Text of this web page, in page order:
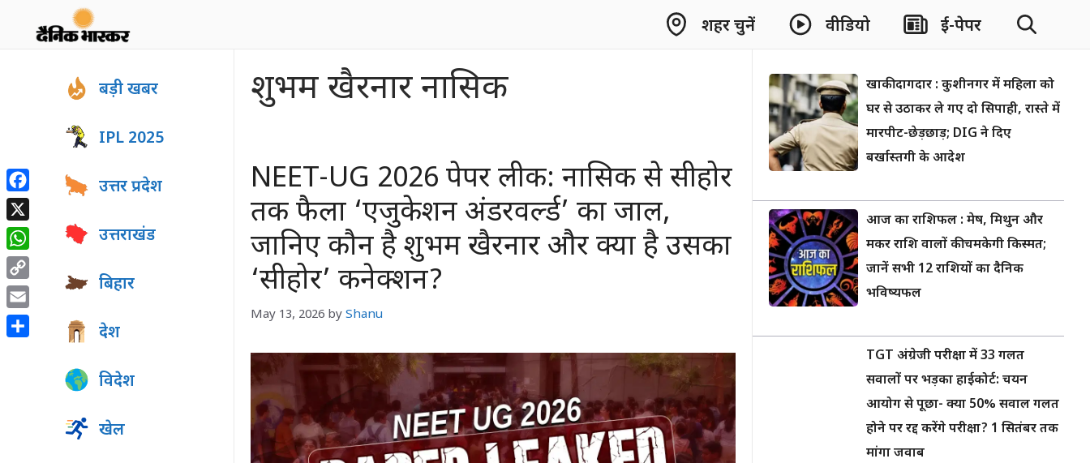
शहर चुनें वीडियो ई-पेपर
शुभम खैरनार नासिक
NEET-UG 2026 पेपर लीक: नासिक से सीहोर
तक फैला ‘एजुकेशन अंडरवर्ल्ड’ का जाल,
जानिए कौन है शुभम खैरनार और क्या है उसका
‘सीहोर’ कनेक्शन?
May 13, 2026 by Shanu
बड़ी खबर
IPL 2025
उत्तर प्रदेश
उत्तराखंड
बिहार
देश
विदेश
खेल
खाकी दागदार : कुशीनगर में महिला को
घर से उठाकर ले गए दो सिपाही, रास्ते में
मारपीट-छेड़छाड़; DIG ने दिए
बर्खास्तगी के आदेश
आज का राशिफल : मेष, मिथुन और
मकर राशि वालों की चमकेगी किस्मत;
जानें सभी 12 राशियों का दैनिक
भविष्यफल
TGT अंग्रेजी परीक्षा में 33 गलत
सवालों पर भड़का हाईकोर्ट: चयन
आयोग से पूछा- क्या 50% सवाल गलत
होने पर रद्द करेंगे परीक्षा? 1 सितंबर तक
मांगा जवाब
Facebook
X
WhatsApp
Copy
Link
Email